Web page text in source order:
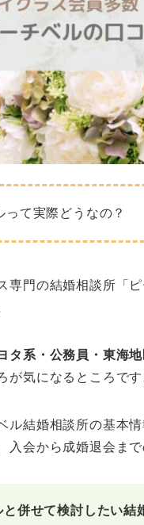
って実際どうなの？
専門の結婚相談所「
タ系・公務員・東海
が気になるところです
ル結婚相談所の基本
入会から成婚退会ま
と併せて検討したい結